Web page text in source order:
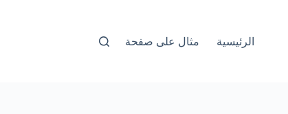
الرئيسية مثال على صفحة